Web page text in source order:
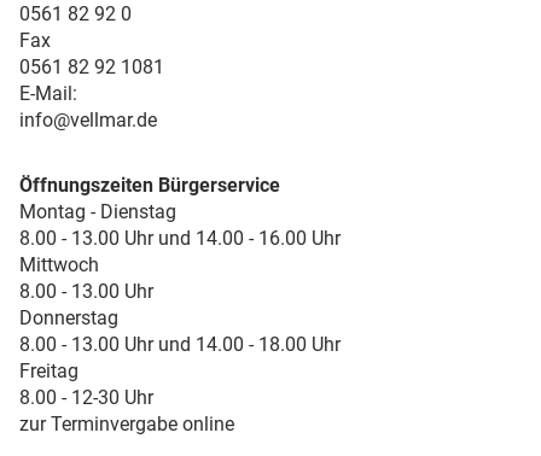
0561 82 92 0
Fax
0561 82 92 1081
E-Mail:
info@vellmar.de
Öffnungszeiten Bürgerservice
Montag - Dienstag
8.00 - 13.00 Uhr und 14.00 - 16.00 Uhr
Mittwoch
8.00 - 13.00 Uhr
Donnerstag
8.00 - 13.00 Uhr und 14.00 - 18.00 Uhr
Freitag
8.00 - 12-30 Uhr
zur Terminvergabe online